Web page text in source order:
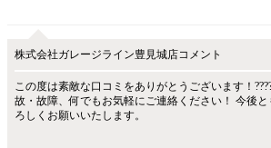
株式会社ガレージライン豊見城店コメント
この度は素敵な口コミをありがとうございます！
故・故障、何でもお気軽にご連絡ください！ 今後
ろしくお願いいたします。